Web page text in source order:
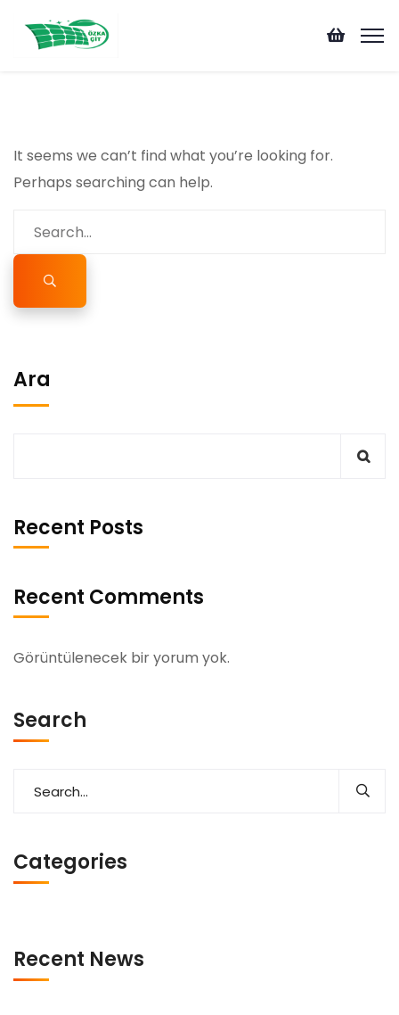
It seems we can’t find what you’re looking for.
Perhaps searching can help.
Ara
Recent Posts
Recent Comments
Görüntülenecek bir yorum yok.
Search
Categories
Recent News